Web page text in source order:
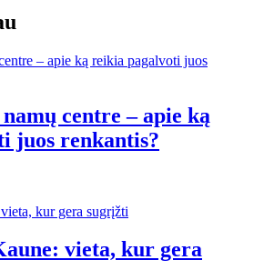
centre – apie ką
juos renkantis?
vieta, kur gera